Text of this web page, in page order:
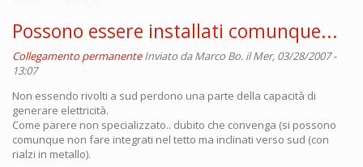
Possono essere installati comunque...
Collegamento permanente Inviato daMarco Bo. il Mer, 03/28/2007 -
13:07
Non essendo rivolti a sud perdono una parte della capacità di
generare elettricità.
Come parere non specializzato.. dubito che convenga (si possono
comunque non fare integrati nel tetto ma inclinati verso sud (con
rialzi in metallo).